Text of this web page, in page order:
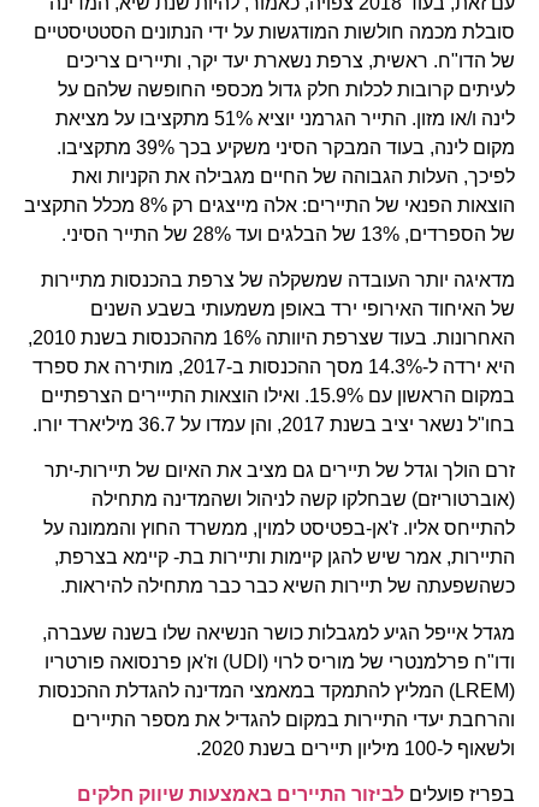
סובלת מכמה חולשות המודגשות על ידי הנתונים הסטטיסטיים
של הדו"ח. ראשית, צרפת נשארת יעד יקר, ותיירים צריכים
לעיתים קרובות לכלות חלק גדול מכספי החופשה שלהם על
לינה ו/או מזון. התייר הגרמני יוציא 51% מתקציבו על מציאת
מקום לינה, בעוד המבקר הסיני משקיע בכך 39% מתקציבו.
לפיכך, העלות הגבוהה של החיים מגבילה את הקניות ואת
הוצאות הפנאי של התיירים: אלה מייצגים רק 8% מכלל התקציב
של הספרדים, 13% של הבלגים ועד 28% של התייר הסיני.
מדאיגה יותר העובדה שמשקלה של צרפת בהכנסות מתיירות
של האיחוד האירופי ירד באופן משמעותי בשבע השנים
האחרונות. בעוד שצרפת היוותה 16% מההכנסות בשנת 2010,
היא ירדה ל-14.3% מסך ההכנסות ב-2017, מותירה את ספרד
במקום הראשון עם 15.9%. ואילו הוצאות התייירים הצרפתיים
בחו"ל נשאר יציב בשנת 2017, והן עמדו על 36.7 מיליארד יורו.
זרם הולך וגדל של תיירים גם מציב את האיום של תיירות-יתר
(אוברטוריזם) שבחלקו קשה לניהול ושהמדינה מתחילה
להתייחס אליו. ז'אן-בפטיסט למוין, ממשרד החוץ והממונה על
התיירות, אמר שיש להגן קיימות ותיירות בת- קיימא בצרפת,
כשהשפעתה של תיירות השיא כבר כבר מתחילה להיראות.
מגדל אייפל הגיע למגבלות כושר הנשיאה שלו בשנה שעברה,
ודו"ח פרלמנטרי של מוריס לרוי (UDI) וז'אן פרנסואה פורטריו
(LREM) המליץ להתמקד במאמצי המדינה להגדלת ההכנסות
והרחבת יעדי התיירות במקום להגדיל את מספר התיירים
ולשאוף ל-100 מיליון תיירים בשנת 2020.
בפריז פועליםלביזור התיירים באמצעות שיווק חלקים